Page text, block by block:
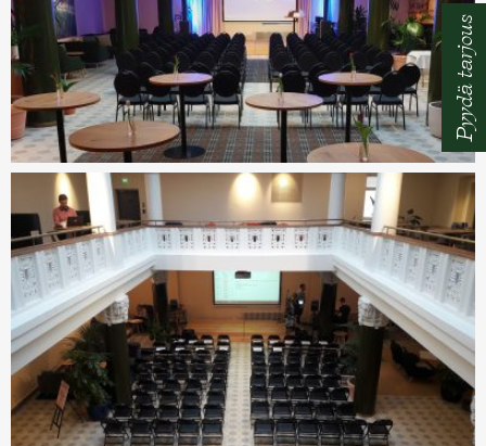
Pyydä tarjous